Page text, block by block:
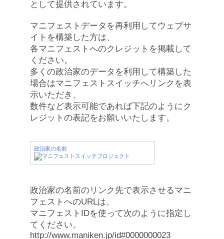
として提供されています。
マニフェストデータを再利用してウェブサ
イトを構築した方は、
各マニフェストへのクレジットを掲載して
ください。
多くの政治家のデータを利用して構築した
場合はマニフェストスイッチへリンクを表
示いただき、
数件など表示可能であれば下記のようにク
レジットの表記をお願いいたします。
政治家の名前
政治家の名前のリンク先で表示させるマニ
フェストへのURLは、
マニフェストIDを使って次のように指定し
てください。
http://www.maniken.jp/id#0000000023